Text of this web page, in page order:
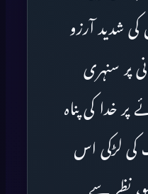
کی شدید آرزو
پر سنہری
پر خدا کی پناہ
کی لڑکی اس
نظر سے